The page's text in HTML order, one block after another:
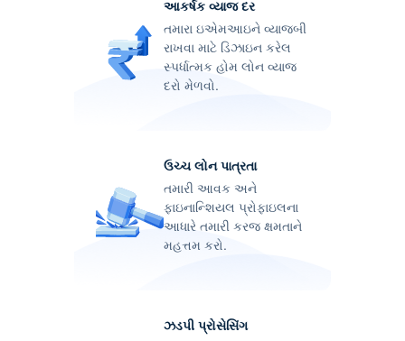
આકર્ષક વ્યાજ દર
તમારા ઇએમઆઇને વ્યાજબી
રાખવા માટે ડિઝાઇન કરેલ
સ્પર્ધાત્મક હોમ લોન વ્યાજ
દરો મેળવો.
ઉચ્ચ લોન પાત્રતા
તમારી આવક અને
ફાઇનાન્શિયલ પ્રોફાઇલના
આધારે તમારી કરજ ક્ષમતાને
મહત્તમ કરો.
ઝડપી પ્રોસેસિંગ